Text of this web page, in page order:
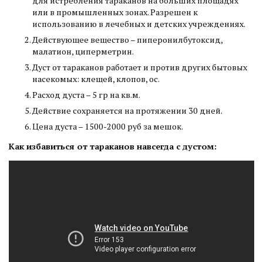
или в промышленных зонах. Разрешен к
использованию в лечебных и детских учреждениях.
Действующее вещество – пиперонилбутоксид,
малатион, циперметрин.
Дуст от тараканов работает и против других бытовых
насекомых: клещей, клопов, ос.
Расход дуста – 5 гр на кв.м.
Действие сохраняется на протяжении 30 дней.
Цена дуста – 1500-2000 руб за мешок.
Как избавиться от тараканов навсегда с дустом: